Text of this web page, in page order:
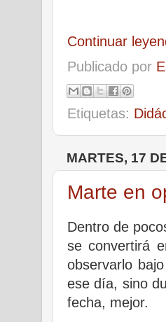
Continuar
Publicado por
Etiquetas:
MARTES, 17
Marte en
Dentro de
se convertirá
observarlo
ese día, sino
fecha, mejor.